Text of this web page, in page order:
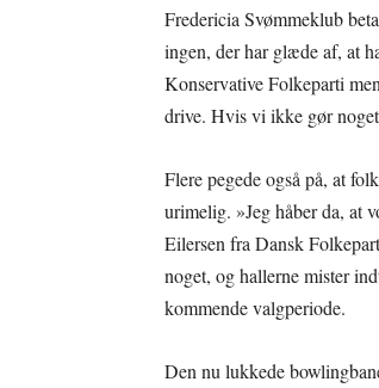
Fredericia Svømmeklub
ingen, der har glæde af, at
Konservative Folkeparti
drive. Hvis vi ikke gør
Flere pegede også på, at
urimelig. »Jeg håber da, at
Eilersen fra Dansk
noget, og hallerne mister
kommende valgperiode.
Den nu lukkede